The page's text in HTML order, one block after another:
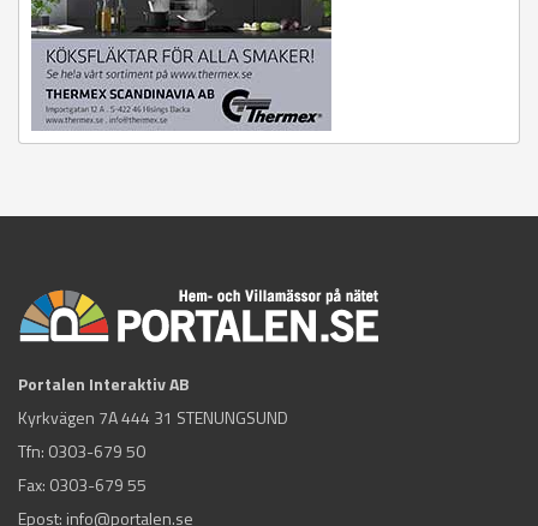
Portalen Interaktiv AB
Kyrkvägen 7A 444 31 STENUNGSUND
Tfn: 0303-679 50
Fax: 0303-679 55
Epost: info@portalen.se